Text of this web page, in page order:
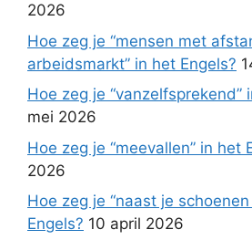
2026
Hoe zeg je “mensen met
arbeidsmarkt” in het Engels?
Hoe zeg je “vanzelfsprekend”
mei 2026
Hoe zeg je “meevallen” in het
2026
Hoe zeg je “naast je
Engels? 10 april 2026